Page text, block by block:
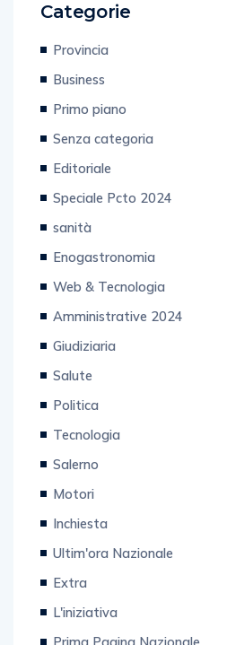
Categorie
Provincia
Business
Primo piano
Senza categoria
Editoriale
Speciale Pcto 2024
sanità
Enogastronomia
Web & Tecnologia
Amministrative 2024
Giudiziaria
Salute
Politica
Tecnologia
Salerno
Motori
Inchiesta
Ultim'ora Nazionale
Extra
L'iniziativa